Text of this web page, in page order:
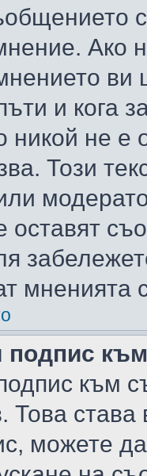
Ако
ви
и кога
никой не е
Този
оставят
мненията
подпис
към
Това
можете